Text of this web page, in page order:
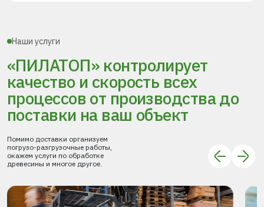
Наши услуги
«ПИЛАТОП» контролирует
качество и скорость всех
процессовот производства до
поставки на ваш объект
Помимо доставки организуем
погрузо-разгрузочные работы,
окажем услуги по обработке
древесины и многое другое.